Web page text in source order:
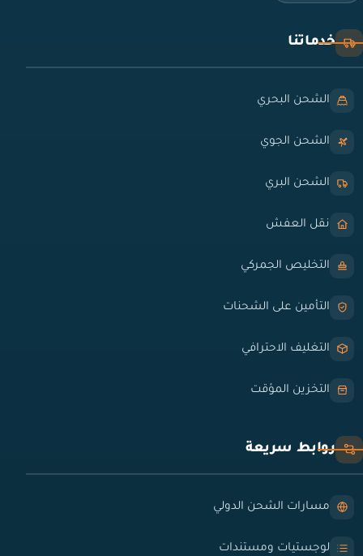
خدماتنا
الشحن البحري
الشحن الجوي
الشحن البري
نقل العفش
التخليص الجمركي
التأمين على الشحنات
التغليف الاحترافي
التخزين المؤقت
روابط سريعة
مسارات الشحن الدولي
لوجستيات ومستندات